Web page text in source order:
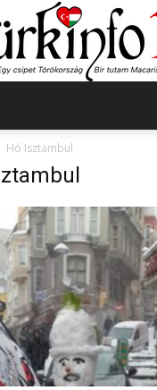
Hó Isztambul